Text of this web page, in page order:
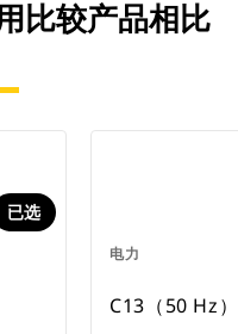
比较产品相比
已选
电力
C13（50 Hz